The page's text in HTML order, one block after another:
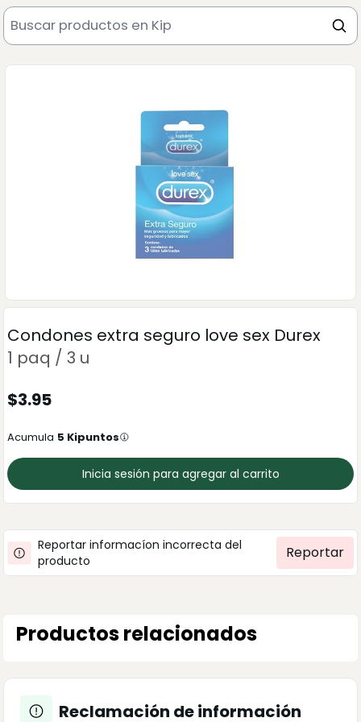
Condones extra seguro love sex Durex
1 paq / 3 u
$3.95
Acumula 5 Kipuntos
Inicia sesión para agregar al carrito
Reportar informacíon incorrecta del
producto
Reportar
Productos relacionados
Reclamación de información